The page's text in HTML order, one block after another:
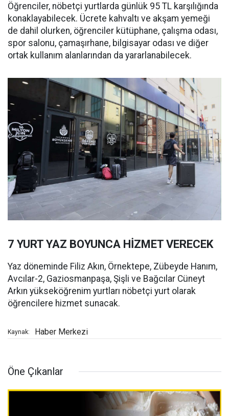
Öğrenciler, nöbetçi yurtlarda günlük 95 TL karşılığında
konaklayabilecek. Ücrete kahvaltı ve akşam yemeği
de dahil olurken, öğrenciler kütüphane, çalışma odası,
spor salonu, çamaşırhane, bilgisayar odası ve diğer
ortak kullanım alanlarından da yararlanabilecek.
7 YURT YAZ BOYUNCA HİZMET VERECEK
Yaz döneminde Filiz Akın, Örnektepe, Zübeyde Hanım,
Avcılar-2, Gaziosmanpaşa, Şişli ve Bağcılar Cüneyt
Arkın yükseköğrenim yurtları nöbetçi yurt olarak
öğrencilere hizmet sunacak.
Kaynak: Haber Merkezi
Öne Çıkanlar